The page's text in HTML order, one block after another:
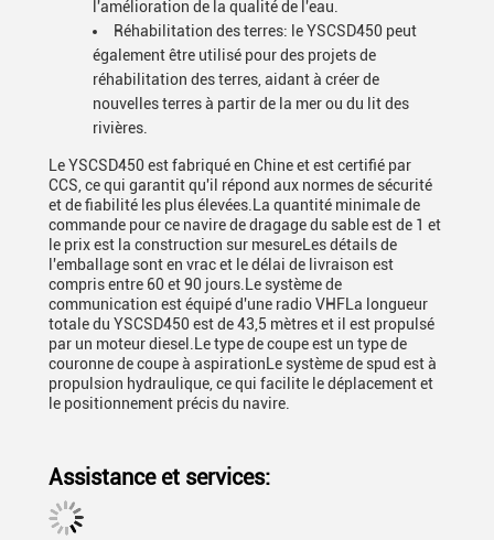
l'amélioration de la qualité de l'eau.
Réhabilitation des terres: le YSCSD450 peut
également être utilisé pour des projets de
réhabilitation des terres, aidant à créer de
nouvelles terres à partir de la mer ou du lit des
rivières.
Le YSCSD450 est fabriqué en Chine et est certifié par
CCS, ce qui garantit qu'il répond aux normes de sécurité
et de fiabilité les plus élevées.La quantité minimale de
commande pour ce navire de dragage du sable est de 1 et
le prix est la construction sur mesureLes détails de
l'emballage sont en vrac et le délai de livraison est
compris entre 60 et 90 jours.Le système de
communication est équipé d'une radio VHFLa longueur
totale du YSCSD450 est de 43,5 mètres et il est propulsé
par un moteur diesel.Le type de coupe est un type de
couronne de coupe à aspirationLe système de spud est à
propulsion hydraulique, ce qui facilite le déplacement et
le positionnement précis du navire.
Assistance et services: